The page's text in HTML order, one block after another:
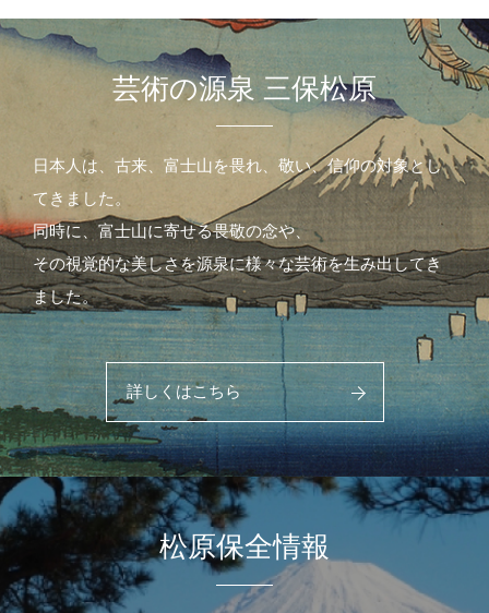
芸術の源泉 三保松原
日本人は、古来、富士山を畏れ、敬い、信仰の対象とし
てきました。
同時に、富士山に寄せる畏敬の念や、
その視覚的な美しさを源泉に様々な芸術を生み出してき
ました。
詳しくはこちら
松原保全情報